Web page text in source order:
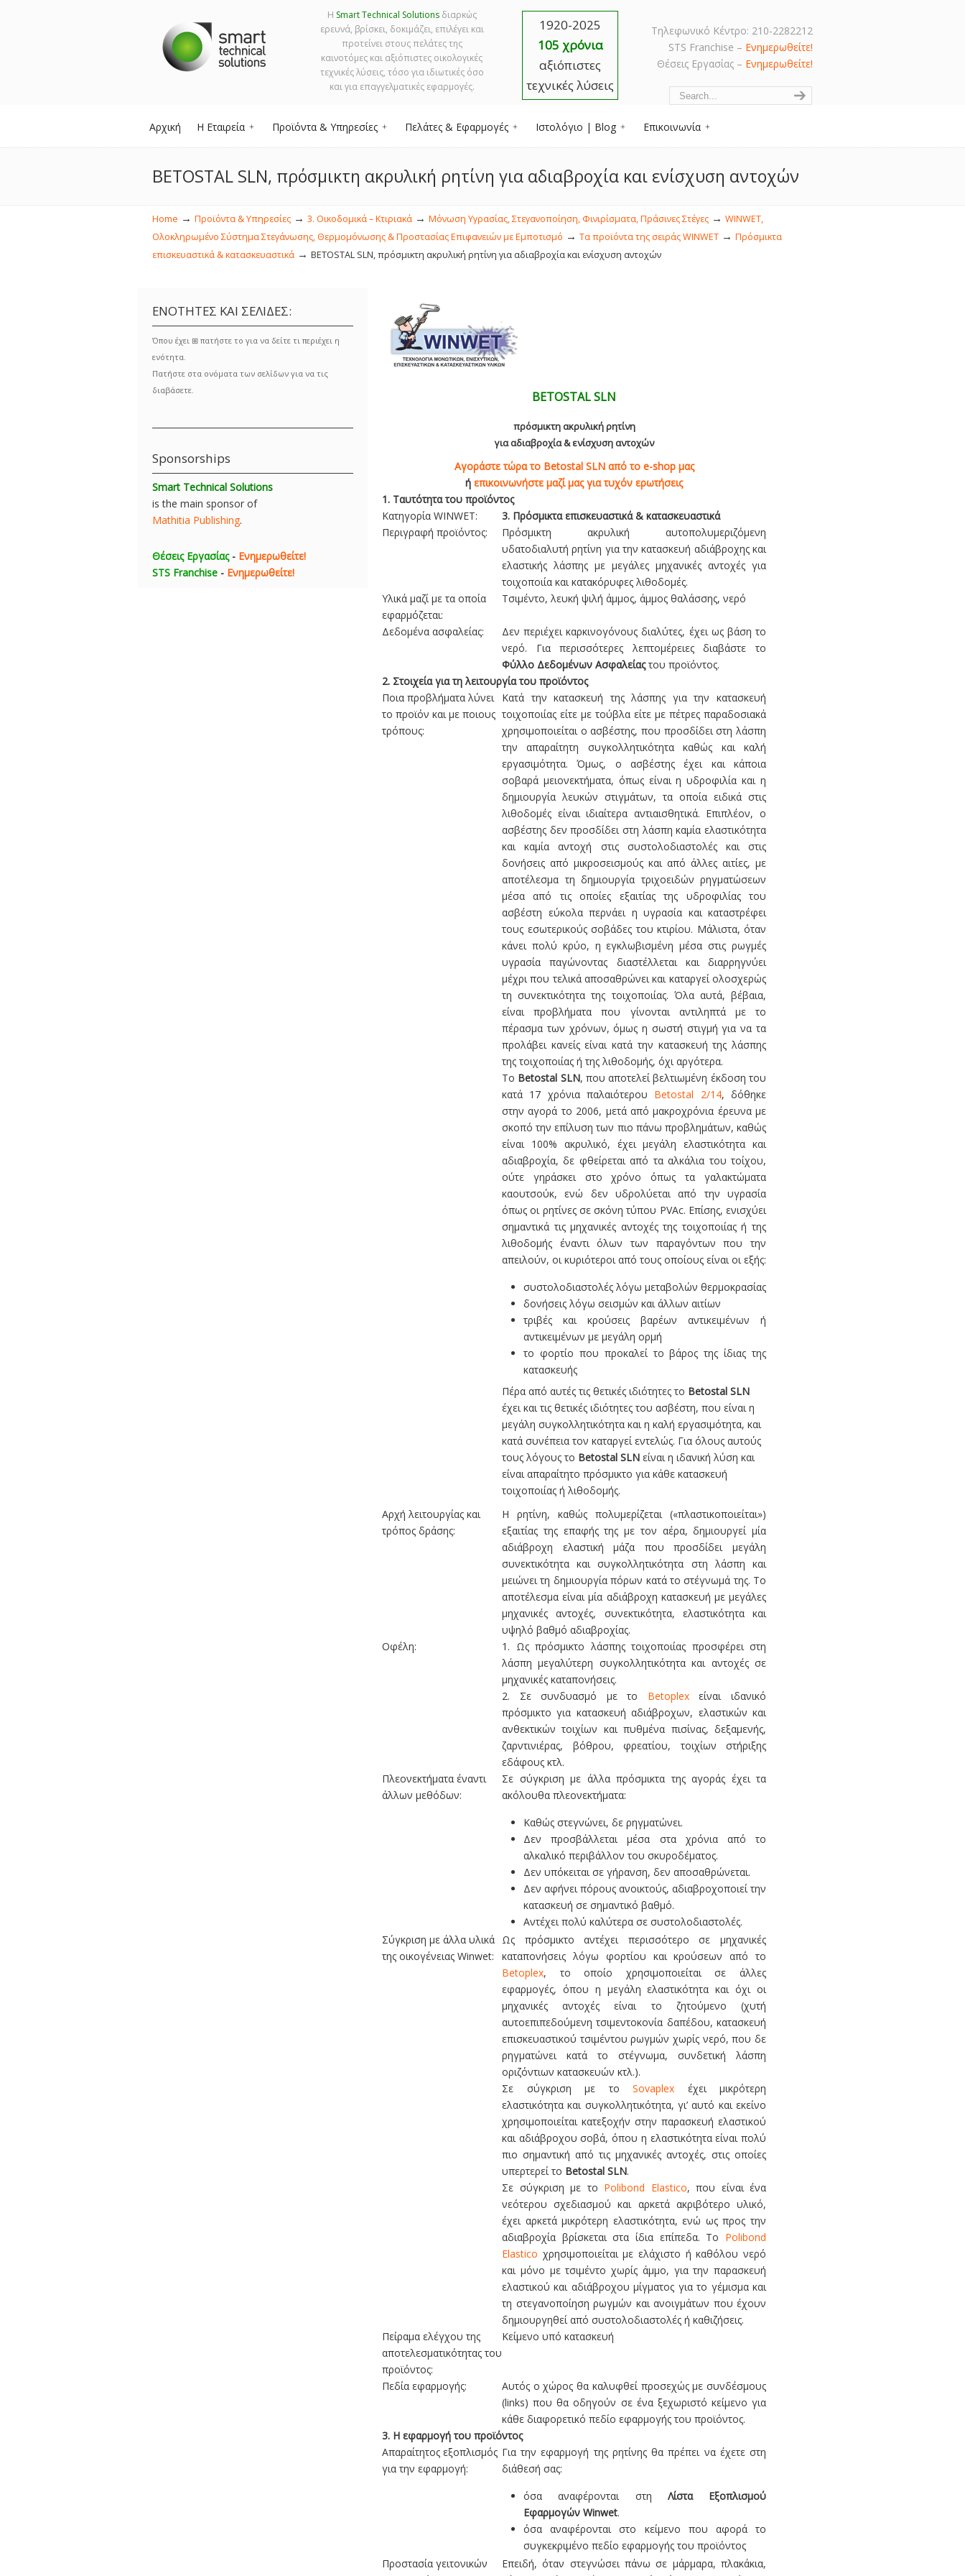
Η Smart Technical Solutionsδιαρκώς
ερευνά, βρίσκει, δοκιμάζει, επιλέγει και
προτείνει στους πελάτες της
καινοτόμες και αξιόπιστες οικολογικές
τεχνικές λύσεις, τόσο για ιδιωτικές όσο
και για επαγγελματικές εφαρμογές.
1920-2025
105 χρόνια
αξιόπιστες
τεχνικές λύσεις
Τηλεφωνικό Κέντρο: 210-2282212
STS Franchise – Ενημερωθείτε!
Θέσεις Εργασίας – Ενημερωθείτε!
Αρχική Η Εταιρεία Προϊόντα & Υπηρεσίες Πελάτες & Εφαρμογές Ιστολόγιο | Blog Επικοινωνία
BETOSTAL SLN, πρόσμικτη ακρυλική ρητίνη για αδιαβροχία και ενίσχυση αντοχών
Home → Προϊόντα & Υπηρεσίες → 3. Οικοδομικά – Κτιριακά → Μόνωση Υγρασίας, Στεγανοποίηση, Φινιρίσματα, Πράσινες Στέγες → WINWET,
Ολοκληρωμένο Σύστημα Στεγάνωσης, Θερμομόνωσης & Προστασίας Επιφανειών με Εμποτισμό → Τα προϊόντα της σειράς WINWET → Πρόσμικτα
επισκευαστικά & κατασκευαστικά → BETOSTAL SLN, πρόσμικτη ακρυλική ρητίνη για αδιαβροχία και ενίσχυση αντοχών
BETOSTAL SLN
πρόσμικτη ακρυλική ρητίνη
για αδιαβροχία & ενίσχυση αντοχών
Αγοράστε τώρα το Betostal SLN από το e-shop μας
ή επικοινωνήστε μαζί μας για τυχόν ερωτήσεις
1. Ταυτότητα του προϊόντος
Κατηγορία WINWET:
3. Πρόσμικτα επισκευαστικά & κατασκευαστικά
Περιγραφή προϊόντος:
Πρόσμικτη ακρυλική αυτοπολυμεριζόμενη
υδατοδιαλυτή ρητίνη για την κατασκευή αδιάβροχης και
ελαστικής λάσπης με μεγάλες μηχανικές αντοχές για
τοιχοποιία και κατακόρυφες λιθοδομές.
Υλικά μαζί με τα οποία
εφαρμόζεται:
Τσιμέντο, λευκή ψιλή άμμος, άμμος θαλάσσης, νερό
Δεδομένα ασφαλείας:
Δεν περιέχει καρκινογόνους διαλύτες, έχει ως βάση το
νερό. Για περισσότερες λεπτομέρειες διαβάστε το
Φύλλο Δεδομένων Ασφαλείαςτου προϊόντος.
2. Στοιχεία για τη λειτουργία του προϊόντος
Ποια προβλήματα λύνει
το προϊόν και με ποιους
τρόπους:
Κατά την κατασκευή της λάσπης για την κατασκευή
τοιχοποιίας είτε με τούβλα είτε με πέτρες παραδοσιακά
χρησιμοποιείται ο ασβέστης, που προσδίδει στη λάσπη
την απαραίτητη συγκολλητικότητα καθώς και καλή
εργασιμότητα. Όμως, ο ασβέστης έχει και κάποια
σοβαρά μειονεκτήματα, όπως είναι η υδροφιλία και η
δημιουργία λευκών στιγμάτων, τα οποία ειδικά στις
λιθοδομές είναι ιδιαίτερα αντιαισθητικά. Επιπλέον, ο
ασβέστης δεν προσδίδει στη λάσπη καμία ελαστικότητα
και καμία αντοχή στις συστολοδιαστολές και στις
δονήσεις από μικροσεισμούς και από άλλες αιτίες, με
αποτέλεσμα τη δημιουργία τριχοειδών ρηγματώσεων
μέσα από τις οποίες εξαιτίας της υδροφιλίας του
ασβέστη εύκολα περνάει η υγρασία και καταστρέφει
τους εσωτερικούς σοβάδες του κτιρίου. Μάλιστα, όταν
κάνει πολύ κρύο, η εγκλωβισμένη μέσα στις ρωγμές
υγρασία παγώνοντας διαστέλλεται και διαρρηγνύει
μέχρι που τελικά αποσαθρώνει και καταργεί ολοσχερώς
τη συνεκτικότητα της τοιχοποιίας. Όλα αυτά, βέβαια,
είναι προβλήματα που γίνονται αντιληπτά με το
πέρασμα των χρόνων, όμως η σωστή στιγμή για να τα
προλάβει κανείς είναι κατά την κατασκευή της λάσπης
της τοιχοποιίας ή της λιθοδομής, όχι αργότερα.
Το Betostal SLN, που αποτελεί βελτιωμένη έκδοση του
κατά 17 χρόνια παλαιότερου Betostal 2/14, δόθηκε
στην αγορά το 2006, μετά από μακροχρόνια έρευνα με
σκοπό την επίλυση των πιο πάνω προβλημάτων, καθώς
είναι 100% ακρυλικό, έχει μεγάλη ελαστικότητα και
αδιαβροχία, δε φθείρεται από τα αλκάλια του τοίχου,
ούτε γηράσκει στο χρόνο όπως τα γαλακτώματα
καουτσούκ, ενώ δεν υδρολύεται από την υγρασία
όπως οι ρητίνες σε σκόνη τύπου PVAc. Επίσης, ενισχύει
σημαντικά τις μηχανικές αντοχές της τοιχοποιίας ή της
λιθοδομής έναντι όλων των παραγόντων που την
απειλούν, οι κυριότεροι από τους οποίους είναι οι εξής:
συστολοδιαστολές λόγω μεταβολών θερμοκρασίας
δονήσεις λόγω σεισμών και άλλων αιτίων
τριβές και κρούσεις βαρέων αντικειμένων ή
αντικειμένων με μεγάλη ορμή
το φορτίο που προκαλεί το βάρος της ίδιας της
κατασκευής
Πέρα από αυτές τις θετικές ιδιότητες το Betostal SLN
έχει και τις θετικές ιδιότητες του ασβέστη, που είναι η
μεγάλη συγκολλητικότητα και η καλή εργασιμότητα, και
κατά συνέπεια τον καταργεί εντελώς. Για όλους αυτούς
τους λόγους το Betostal SLN είναι η ιδανική λύση και
είναι απαραίτητο πρόσμικτο για κάθε κατασκευή
τοιχοποιίας ή λιθοδομής.
Αρχή λειτουργίας και
τρόπος δράσης:
Η ρητίνη, καθώς πολυμερίζεται («πλαστικοποιείται»)
εξαιτίας της επαφής της με τον αέρα, δημιουργεί μία
αδιάβροχη ελαστική μάζα που προσδίδει μεγάλη
συνεκτικότητα και συγκολλητικότητα στη λάσπη και
μειώνει τη δημιουργία πόρων κατά το στέγνωμά της. Το
αποτέλεσμα είναι μία αδιάβροχη κατασκευή με μεγάλες
μηχανικές αντοχές, συνεκτικότητα, ελαστικότητα και
υψηλό βαθμό αδιαβροχίας.
Οφέλη:
1. Ως πρόσμικτο λάσπης τοιχοποιίας προσφέρει στη
λάσπη μεγαλύτερη συγκολλητικότητα και αντοχές σε
μηχανικές καταπονήσεις.
2. Σε συνδυασμό με το Betoplexείναι ιδανικό
πρόσμικτο για κατασκευή αδιάβροχων, ελαστικών και
ανθεκτικών τοιχίων και πυθμένα πισίνας, δεξαμενής,
ζαρντινιέρας, βόθρου, φρεατίου, τοιχίων στήριξης
εδάφους κτλ.
Πλεονεκτήματα έναντι
άλλων μεθόδων:
Σε σύγκριση με άλλα πρόσμικτα της αγοράς έχει τα
ακόλουθα πλεονεκτήματα:
Καθώς στεγνώνει, δε ρηγματώνει.
Δεν προσβάλλεται μέσα στα χρόνια από το
αλκαλικό περιβάλλον του σκυροδέματος.
Δεν υπόκειται σε γήρανση, δεν αποσαθρώνεται.
Δεν αφήνει πόρους ανοικτούς, αδιαβροχοποιεί την
κατασκευή σε σημαντικό βαθμό.
Αντέχει πολύ καλύτερα σε συστολοδιαστολές.
Σύγκριση με άλλα υλικά
της οικογένειας Winwet:
Ως πρόσμικτο αντέχει περισσότερο σε μηχανικές
καταπονήσεις λόγω φορτίου και κρούσεων από το
Betoplex, το οποίο χρησιμοποιείται σε άλλες
εφαρμογές, όπου η μεγάλη ελαστικότητα και όχι οι
μηχανικές αντοχές είναι το ζητούμενο (χυτή
αυτοεπιπεδούμενη τσιμεντοκονία δαπέδου, κατασκευή
επισκευαστικού τσιμέντου ρωγμών χωρίς νερό, που δε
ρηγματώνει κατά το στέγνωμα, συνδετική λάσπη
οριζόντιων κατασκευών κτλ.).
Σε σύγκριση με το Sovaplex έχει μικρότερη
ελαστικότητα και συγκολλητικότητα, γι’ αυτό και εκείνο
χρησιμοποιείται κατεξοχήν στην παρασκευή ελαστικού
και αδιάβροχου σοβά, όπου η ελαστικότητα είναι πολύ
πιο σημαντική από τις μηχανικές αντοχές, στις οποίες
υπερτερεί το Betostal SLN.
Σε σύγκριση με το Polibond Elastico, που είναι ένα
νεότερου σχεδιασμού και αρκετά ακριβότερο υλικό,
έχει αρκετά μικρότερη ελαστικότητα, ενώ ως προς την
αδιαβροχία βρίσκεται στα ίδια επίπεδα. Το Polibond
Elastico χρησιμοποιείται με ελάχιστο ή καθόλου νερό
και μόνο με τσιμέντο χωρίς άμμο, για την παρασκευή
ελαστικού και αδιάβροχου μίγματος για το γέμισμα και
τη στεγανοποίηση ρωγμών και ανοιγμάτων που έχουν
δημιουργηθεί από συστολοδιαστολές ή καθιζήσεις.
Πείραμα ελέγχου της
αποτελεσματικότητας του
προϊόντος:
Κείμενο υπό κατασκευή
Πεδία εφαρμογής:
Αυτός ο χώρος θα καλυφθεί προσεχώς με συνδέσμους
(links) που θα οδηγούν σε ένα ξεχωριστό κείμενο για
κάθε διαφορετικό πεδίο εφαρμογής του προϊόντος.
3. Η εφαρμογή του προϊόντος
Απαραίτητος εξοπλισμός
για την εφαρμογή:
Για την εφαρμογή της ρητίνης θα πρέπει να έχετε στη
διάθεσή σας:­
όσα αναφέρονται στη Λίστα Εξοπλισμού
Εφαρμογών Winwet.
­όσα αναφέρονται στο κείμενο που αφορά το
συγκεκριμένο πεδίο εφαρμογής του προϊόντος
Προστασία γειτονικών
Επειδή, όταν στεγνώσει πάνω σε μάρμαρα, πλακάκια,
ΕΝΟΤΗΤΕΣ ΚΑΙ ΣΕΛΙΔΕΣ:
Όπου έχει ⊞ πατήστε το για να δείτε τι περιέχει η
ενότητα.
Πατήστε στα ονόματα των σελίδων για να τις
διαβάσετε.
Sponsorships
Smart Technical Solutions
is the main sponsor of
Mathitia Publishing.
Θέσεις Εργασίας - Ενημερωθείτε!
STS Franchise - Ενημερωθείτε!